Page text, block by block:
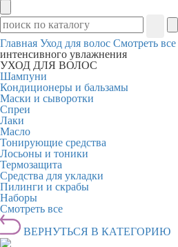
Главная Уход для волос Смотреть все
интенсивного увлажнения
УХОД ДЛЯ ВОЛОС
Шампуни
Кондиционеры и бальзамы
Маски и сыворотки
Спреи
Лаки
Масло
Тонирующие средства
Лосьоны и тоники
Термозащита
Средства для укладки
Пилинги и скрабы
Наборы
Смотреть все
ВЕРНУТЬСЯ В КАТЕГОРИЮ